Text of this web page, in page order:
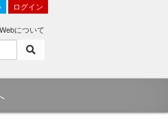
ログイン
について